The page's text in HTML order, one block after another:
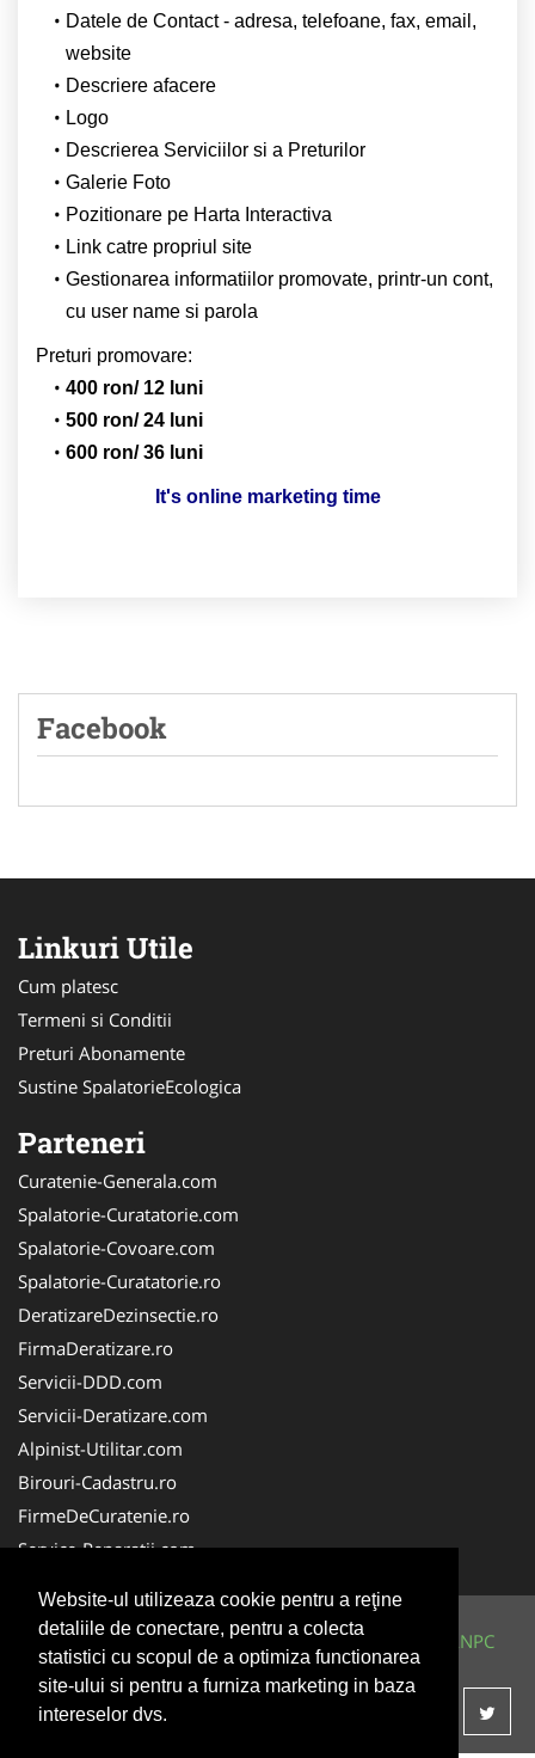
Website-ul utilizeaza cookie pentru a reţine
detaliile de conectare, pentru a colecta
statistici cu scopul de a optimiza functionarea
site-ului si pentru a furniza marketing in baza
intereselor dvs.
Datele de Contact - adresa, telefoane, fax, email,
website
Descriere afacere
Logo
Descrierea Serviciilor si a Preturilor
Galerie Foto
Pozitionare pe Harta Interactiva
Link catre propriul site
Gestionarea informatiilor promovate, printr-un cont,
cu user name si parola
Preturi promovare:
400 ron/ 12 luni
500 ron/ 24 luni
600 ron/ 36 luni
It's online marketing time
Facebook
Linkuri Utile
Cum platesc
Termeni si Conditii
Preturi Abonamente
Sustine SpalatorieEcologica
Parteneri
Curatenie-Generala.com
Spalatorie-Curatatorie.com
Spalatorie-Covoare.com
Spalatorie-Curatatorie.ro
DeratizareDezinsectie.ro
FirmaDeratizare.ro
Servicii-DDD.com
Servicii-Deratizare.com
Alpinist-Utilitar.com
Birouri-Cadastru.ro
FirmeDeCuratenie.ro
Service-Reparatii.com
© 2014-2026 Powered byVilonMedia&TekaBility
ANPC
SOL